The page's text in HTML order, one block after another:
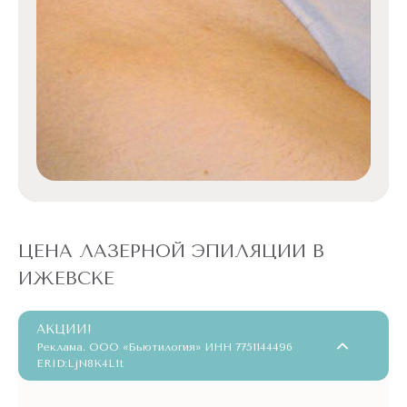
ЦЕНА ЛАЗЕРНОЙ ЭПИЛЯЦИИ В
ИЖЕВСКЕ
АКЦИИ!
Реклама. ООО «Бьютилогия» ИНН 7751144496
ERID:LjN8K4L1t